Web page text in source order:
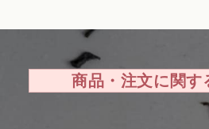
商品・注文に関す